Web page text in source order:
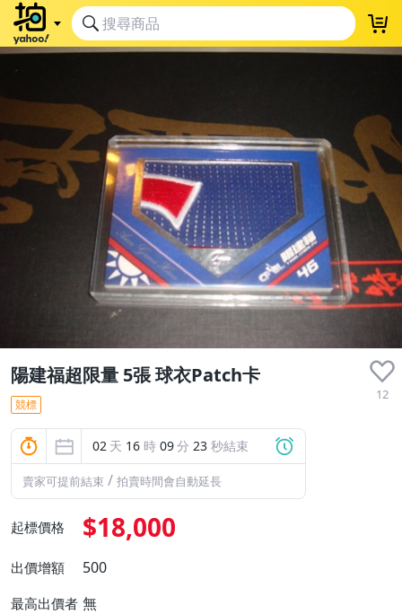
陽建福超限量 5張 球衣Patch卡
12
競標
02 天 16 時 09分 22 秒結束
賣家可提前結束 / 拍賣時間會自動延長
起標價格 $18,000
出價增額 500
最高出價者 無